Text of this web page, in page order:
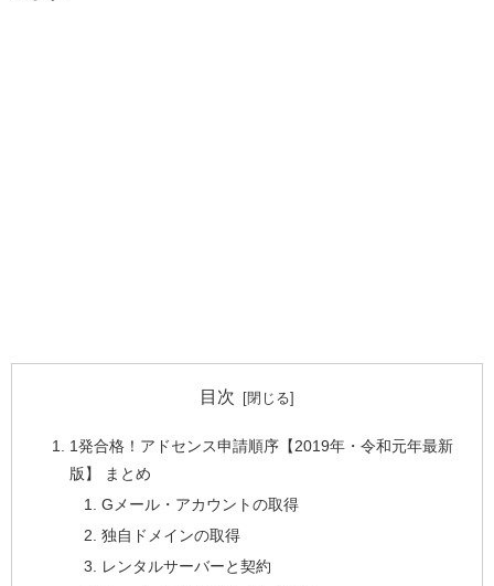
目次
1発合格！アドセンス申請順序【2019年・令和元年最新
版】 まとめ
Gメール・アカウントの取得
独自ドメインの取得
レンタルサーバーと契約